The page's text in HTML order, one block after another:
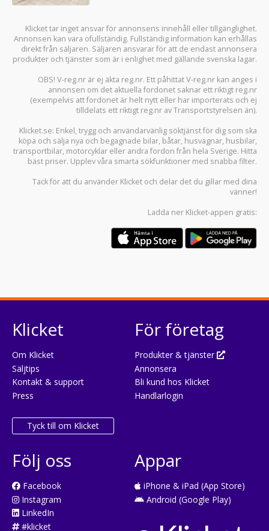
Klicket tar inget ansvar för annonsens innehåll eller tillgänglighet.
Annonsen kan vara ofullständig. Fullständig information kan erhållas
direkt från säljaren. Säljaren ansvarar för att de endast annonsera
produkter och tjänster som är i enlighet med gällande svenska lagar.
OBS! V-reg.nr är ej äkta reg.nr. Ett påhittat V-reg.nr kan anges i
annonsen om det aktuella fordonet saknar ett riktigt reg.nr
(exempelvis att fordonet är helt nytt eller har importerats och ej
tilldelats ett riktigt reg.nr av Transportstyrelsen än).
Klicket.se: Enkel, trygg och användarvänlig söktjänst för dig som ska
köpa och sälja nya och begagnade bilar, båtar, husvagnar, husbilar,
transportbilar, motorcyklar eller andra fordon från hela Sverige. Hitta
bäst priser. Upplev våra smarta sökfunktioner med snabba filter.
Tack för att du använder Klicket och delar det du gillar med dina
vänner!
Ladda ner Klicket-appen gratis:
Klicket
Om Klicket
Säljtips
Kontakt & support
Press
Tyck till om Klicket
För företag
Produkter & tjänster
Annonsera
Bli kund hos Klicket
Handlarlogin
Följ oss
Facebook
Instagram
LinkedIn
#klicket
Appar
iPhone & iPad (App Store)
Android (Google Play)